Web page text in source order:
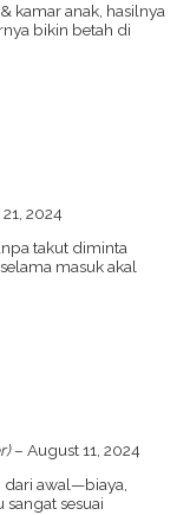
kamar anak, hasilnya
bikin betah di
21, 2024
takut diminta
masuk akal
– August 11, 2024
dari awal—biaya,
sesuai